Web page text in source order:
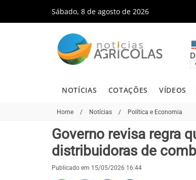
Sábado, 8 de agosto de 2026
NOTÍCIAS COTAÇÕES VÍDEOS
Home / Notícias / Política e Economia
Governo revisa regra
distribuidoras de
Publicado em 15/05/2026 16:44